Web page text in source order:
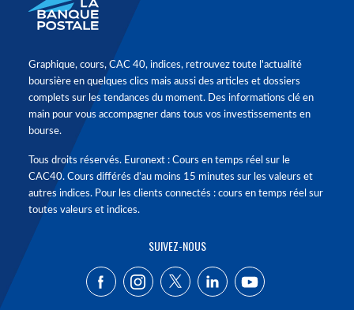
Graphique, cours, CAC 40, indices, retrouvez toute l'actualité
boursière en quelques clics mais aussi des articles et dossiers
complets sur les tendances du moment. Des informations clé en
main pour vous accompagner dans tous vos investissements en
bourse.
Tous droits réservés. Euronext : Cours en temps réel sur le
CAC40. Cours différés d'au moins 15 minutes sur les valeurs et
autres indices. Pour les clients connectés : cours en temps réel sur
toutes valeurs et indices.
SUIVEZ-NOUS